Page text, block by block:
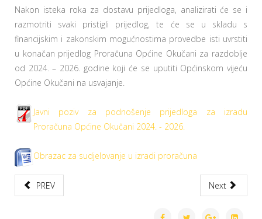
Nakon isteka roka za dostavu prijedloga, analizirati će se i
razmotriti svaki pristigli prijedlog, te će se u skladu s
financijskim i zakonskim mogućnostima provedbe isti uvrstiti
u konačan prijedlog Proračuna Općine Okučani za razdoblje
od 2024. – 2026. godine koji će se uputiti Općinskom vijeću
Općine Okučani na usvajanje.
Javni poziv za podnošenje prijedloga za izradu
Proračuna Općine Okučani 2024. - 2026.
Obrazac za sudjelovanje u izradi proračuna
PREV Next